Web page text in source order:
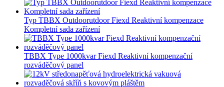
Typ TBBX Outdoorutdoor Fiexd Reaktivní kompenzace
Kompletní sada zařízení
TBBX Type 1000kvar Fiexd Reaktivní kompenzační
rozváděčový panel